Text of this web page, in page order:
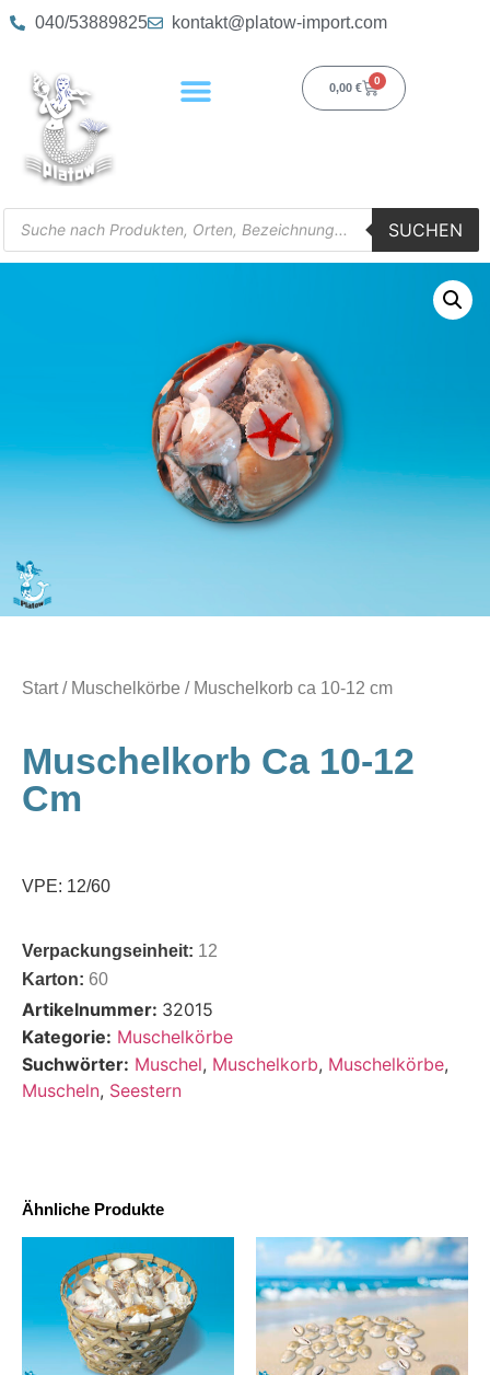
040/53889825 kontakt@platow-import.com
0,00 €
0
SUCHEN
Start/ Muschelkörbe / Muschelkorb ca 10-12 cm
Muschelkorb Ca 10-12
Cm
VPE: 12/60
Verpackungseinheit: 12
Karton: 60
Artikelnummer: 32015
Kategorie: Muschelkörbe
Suchwörter: Muschel, Muschelkorb, Muschelkörbe,
Muscheln, Seestern
Ähnliche Produkte